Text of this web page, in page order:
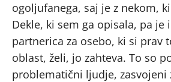
ogoljufanega, saj je z nekom,
Dekle, ki sem ga opisala, pa je
partnerica za osebo, ki si prav
oblast, želi, jo zahteva. To so
problematični ljudje, zasvojeni